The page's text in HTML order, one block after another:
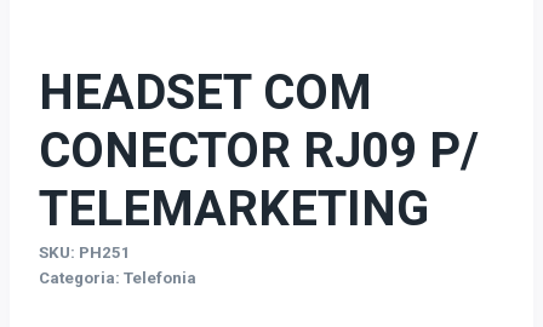
HEADSET COM
CONECTOR RJ09 P/
TELEMARKETING
SKU: PH251
Categoria: Telefonia